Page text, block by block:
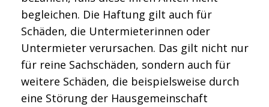
begleichen. Die Haftung gilt auch für
Schäden, die Untermieterinnen oder
Untermieter verursachen. Das gilt nicht nur
für reine Sachschäden, sondern auch für
weitere Schäden, die beispielsweise durch
eine Störung der Hausgemeinschaft